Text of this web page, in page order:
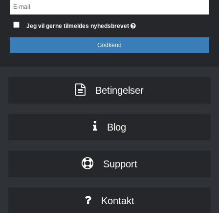
Jeg vil gerne tilmeldes nyhedsbrevet
Godkend
Betingelser
Blog
Support
Kontakt